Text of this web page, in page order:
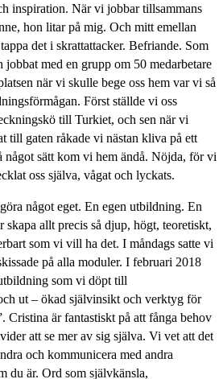
inspiration. När vi jobbar tillsammans
hon litar på mig. Och mitt emellan
det i skrattattacker. Befriande. Som
med en grupp om 50 medarbetare
när vi skulle bege oss hem var vi så
Först ställde vi oss
till Turkiet, och sen när vi
till gaten råkade vi nästan kliva på ett
sätt kom vi hem ändå. Nöjda, för vi
oss själva, vågat och lyckats.
något eget. En egen utbildning. En
allt precis så djup, högt, teoretiskt,
som vi vill ha det. I måndags satte vi
på alla moduler. I februari 2018
som vi döpt till
ut – ökad självinsikt och verktyg för
Cristina är fantastiskt på att fånga behov
att se mer av sig själva. Vi vet att det
och kommunicera med andra
du är. Ord som självkänsla,